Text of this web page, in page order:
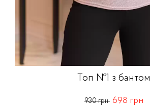
Топ №1 з бантом
930 грн 698 грн